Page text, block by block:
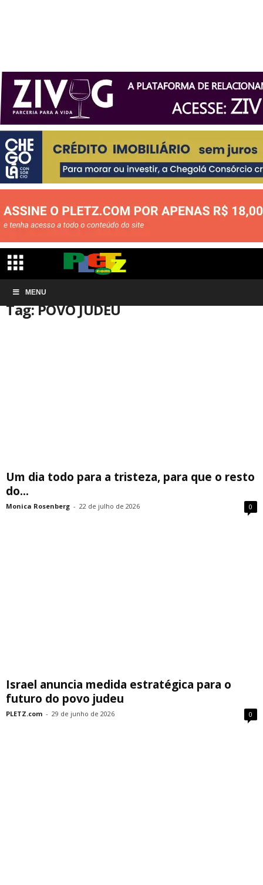
MENU
Início Tags
Tag: POVO JUDEU
Um dia todo para a tristeza, para que o resto
do...
Monica Rosenberg - 22 de julho de 2026 0
Israel anuncia medida estratégica para o
futuro do povo judeu
PLETZ.com - 29 de junho de 2026 0